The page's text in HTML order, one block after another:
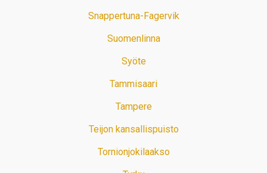
Snappertuna-Fagervik
Suomenlinna
Syöte
Tammisaari
Tampere
Teijon kansallispuisto
Tornionjokilaakso